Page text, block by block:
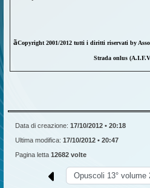
ãCopyright 2001/2012 tutti i diritti riservati by
Strada onlus
Data di creazione: 17/10/2012 • 20:18
Ultima modifica: 17/10/2012 • 20:47
Pagina letta 12682 volte